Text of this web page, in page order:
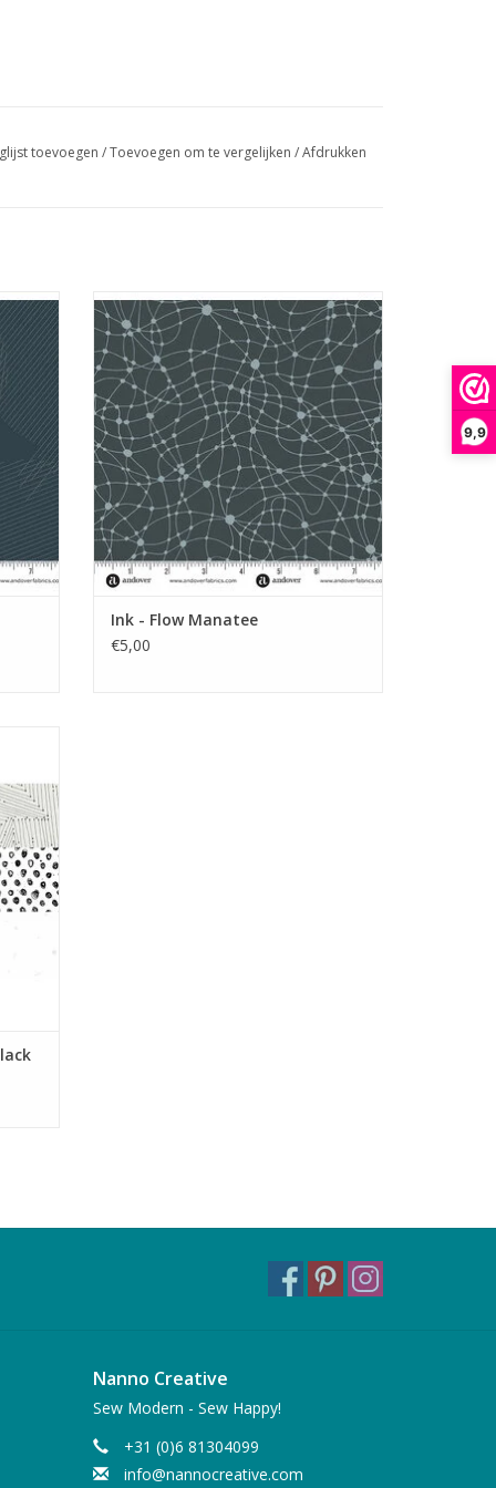
9,9
toevoegen /Toevoegen om te vergelijken /Afdrukken
donkergrijs met stippen en lijnen
TOEVOEGEN AAN WINKELWAGEN
Ink - Flow Manatee
€5,00
Nanno Creative
Sew Modern - Sew Happy!
+31 (0)6 81304099
info@nannocreative.com